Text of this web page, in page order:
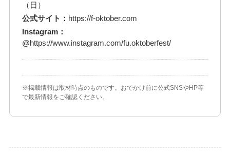
（日）
公式サイト： https://f-oktober.com
Instagram：
@https://www.instagram.com/fu.oktoberfest/
※掲載情報は取材時点のものです。おでかけ前に公式SNSやHP等
で最新情報をご確認ください。